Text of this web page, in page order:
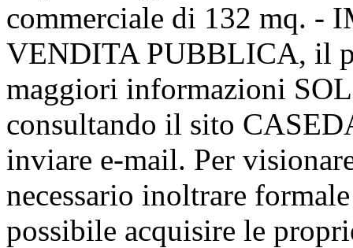
commerciale di 132 mq. -
VENDITA PUBBLICA, il
maggiori informazioni
consultando il sito
inviare e-mail. Per
necessario inoltrare
possibile acquisire le